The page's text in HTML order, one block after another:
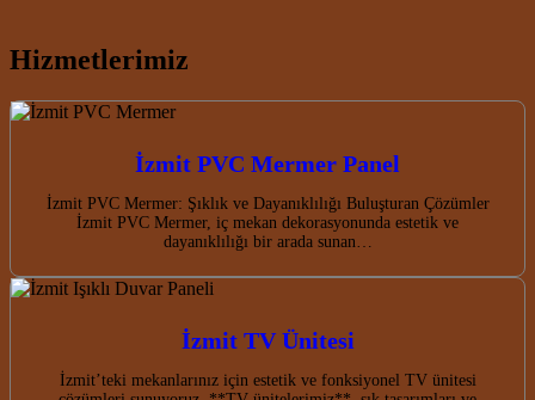
Hizmetlerimiz
İzmit PVC Mermer Panel
İzmit PVC Mermer: Şıklık ve Dayanıklılığı Buluşturan Çözümler
İzmit PVC Mermer, iç mekan dekorasyonunda estetik ve
dayanıklılığı bir arada sunan…
İzmit TV Ünitesi
İzmit’teki mekanlarınız için estetik ve fonksiyonel TV ünitesi